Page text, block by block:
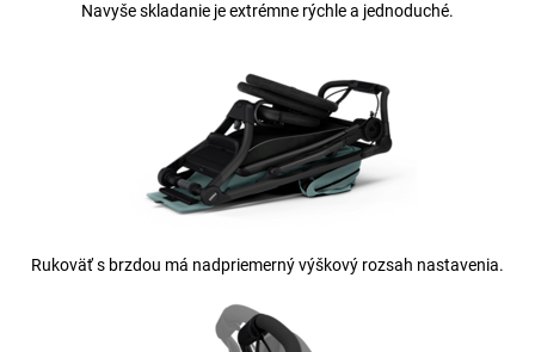
Navyše skladanie je extrémne rýchle a jednoduché.
Rukoväť s brzdou má nadpriemerný výškový rozsah nastavenia.